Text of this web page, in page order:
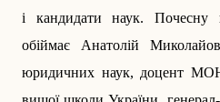
і кандидати наук. Почесну
обіймає Анатолій
юридичних наук, доцент